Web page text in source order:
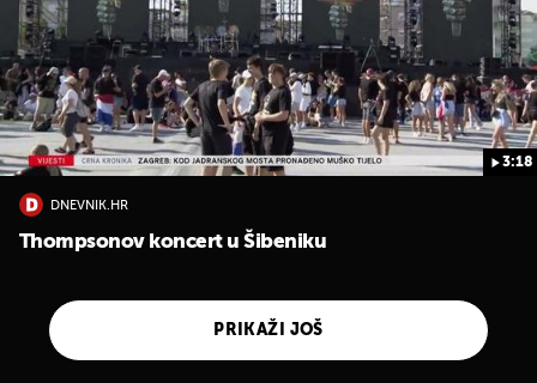
3:18
DNEVNIK.HR
Thompsonov koncert u Šibeniku
PRIKAŽI JOŠ